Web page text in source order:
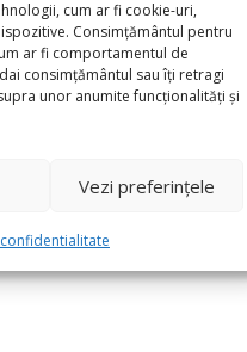
cum ar fi cookie-uri,
Consimțământul pentru
ar fi comportamentul de
consimțământul sau îți retragi
unor anumite funcționalități și
Vezi preferințele